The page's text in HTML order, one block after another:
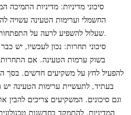
סיכוני מדיניות: מדיניות
החשמלי וערימות הטעינה עשויה
שעלול להשפיע לרעה על התפתחות ענף ערמות הטעינה.
סיכוני תחרות: נכון לעכשיו, יש
בשוק ערמות הטעינה. אם התחרות
להפעיל לחץ על משקיעים חדשים. בסך
בעתיד, לתעשיית ערימות הטעינה יש
וגם סיכונים. המשקיעים צריכים להבין